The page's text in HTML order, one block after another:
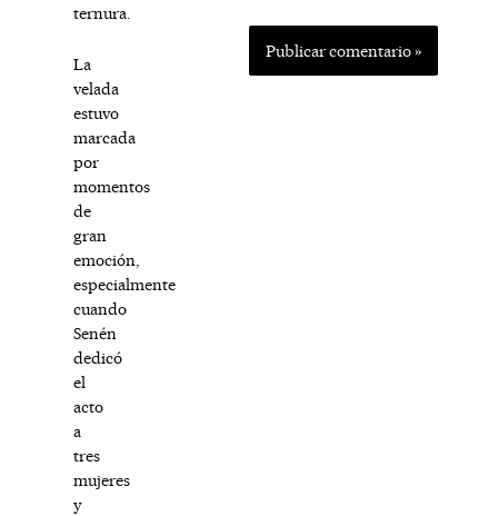
ternura.
La
velada
estuvo
marcada
por
momentos
de
gran
emoción,
especialmente
cuando
Senén
dedicó
el
acto
a
tres
mujeres
y